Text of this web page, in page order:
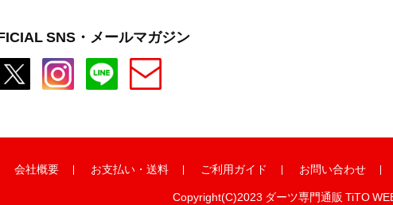
SNS・メールマガジン
会社概要 お支払い ・ 送料 ご利用ガイド お問い合わせ
Copyright(C)2023 ダーツ専門通販 TiTO